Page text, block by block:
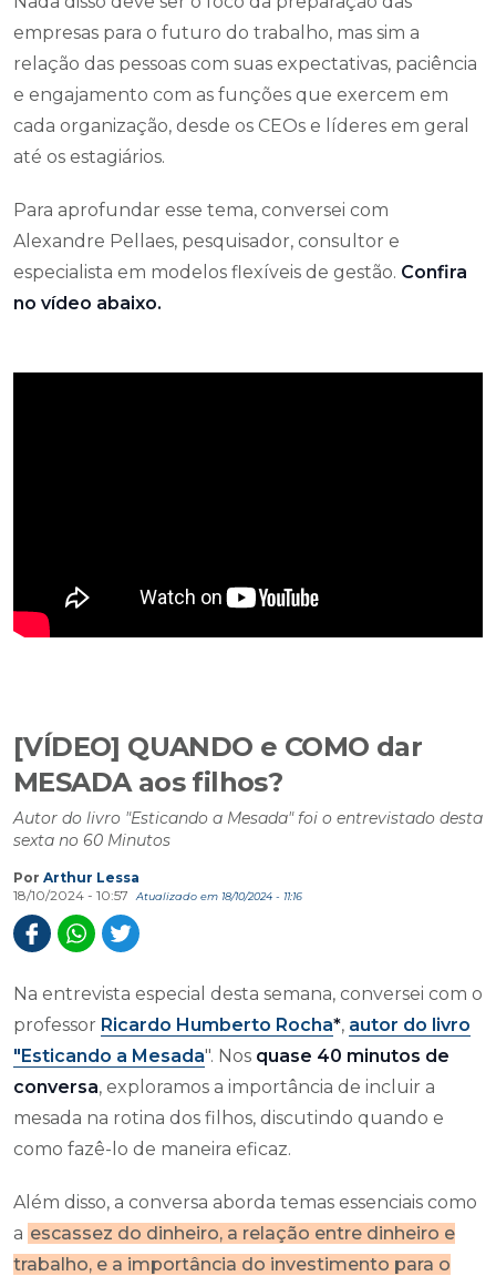
empresas para o futuro do trabalho, mas sim a
relação das pessoas com suas expectativas, paciência
e engajamento com as funções que exercem em
cada organização, desde os CEOs e líderes em geral
até os estagiários.
Para aprofundar esse tema, conversei com
Alexandre Pellaes, pesquisador, consultor e
especialista em modelos flexíveis de gestão. Confira
no vídeo abaixo.
[VÍDEO] QUANDO e COMO dar
MESADA aos filhos?
Autor do livro "Esticando a Mesada" foi o entrevistado desta
sexta no 60 Minutos
Por Arthur Lessa
18/10/2024 - 10:57
Atualizado em 18/10/2024 - 11:16
Na entrevista especial desta semana, conversei com o
professor Ricardo Humberto Rocha*, autor do livro
"Esticando a Mesada". Nos quase 40 minutos de
conversa, exploramos a importância de incluir a
mesada na rotina dos filhos, discutindo quando e
como fazê-lo de maneira eficaz.
Além disso, a conversa aborda temas essenciais como
a escassez do dinheiro, a relação entre dinheiro e
trabalho, e a importância do investimento para o